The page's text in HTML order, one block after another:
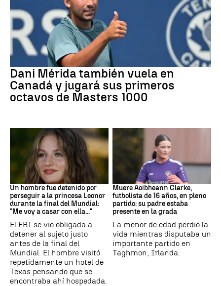
Dani Mérida también vuela en
Canadá y jugará sus primeros
octavos de Masters 1000
Mundial 2026
Un hombre fue detenido por
perseguir a la princesa Leonor
durante la final del Mundial:
"Me voy a casar con ella..."
El FBI se vio obligada a
detener al sujeto justo
antes de la final del
Mundial. El hombre visitó
repetidamente un hotel de
Texas pensando que se
encontraba ahí hospedada.
Muere Aoibheann Clarke,
futbolista de 16 años, en pleno
partido: su padre estaba
presente en la grada
La menor de edad perdió la
vida mientras disputaba un
importante partido en
Taghmon, Irlanda.